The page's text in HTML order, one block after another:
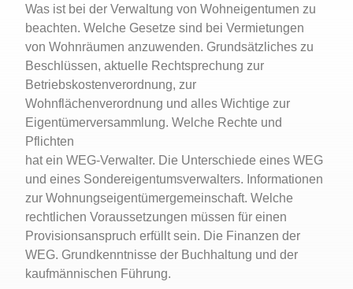
Was ist bei der Verwaltung von Wohneigentumen zu
beachten. Welche Gesetze sind bei Vermietungen
von Wohnräumen anzuwenden. Grundsätzliches zu
Beschlüssen, aktuelle Rechtsprechung zur
Betriebskostenverordnung, zur
Wohnflächenverordnung und alles Wichtige zur
Eigentümerversammlung. Welche Rechte und
Pflichten
hat ein WEG-Verwalter. Die Unterschiede eines WEG
und eines Sondereigentumsverwalters. Informationen
zur Wohnungseigentümergemeinschaft. Welche
rechtlichen Voraussetzungen müssen für einen
Provisionsanspruch erfüllt sein. Die Finanzen der
WEG. Grundkenntnisse der Buchhaltung und der
kaufmännischen Führung.